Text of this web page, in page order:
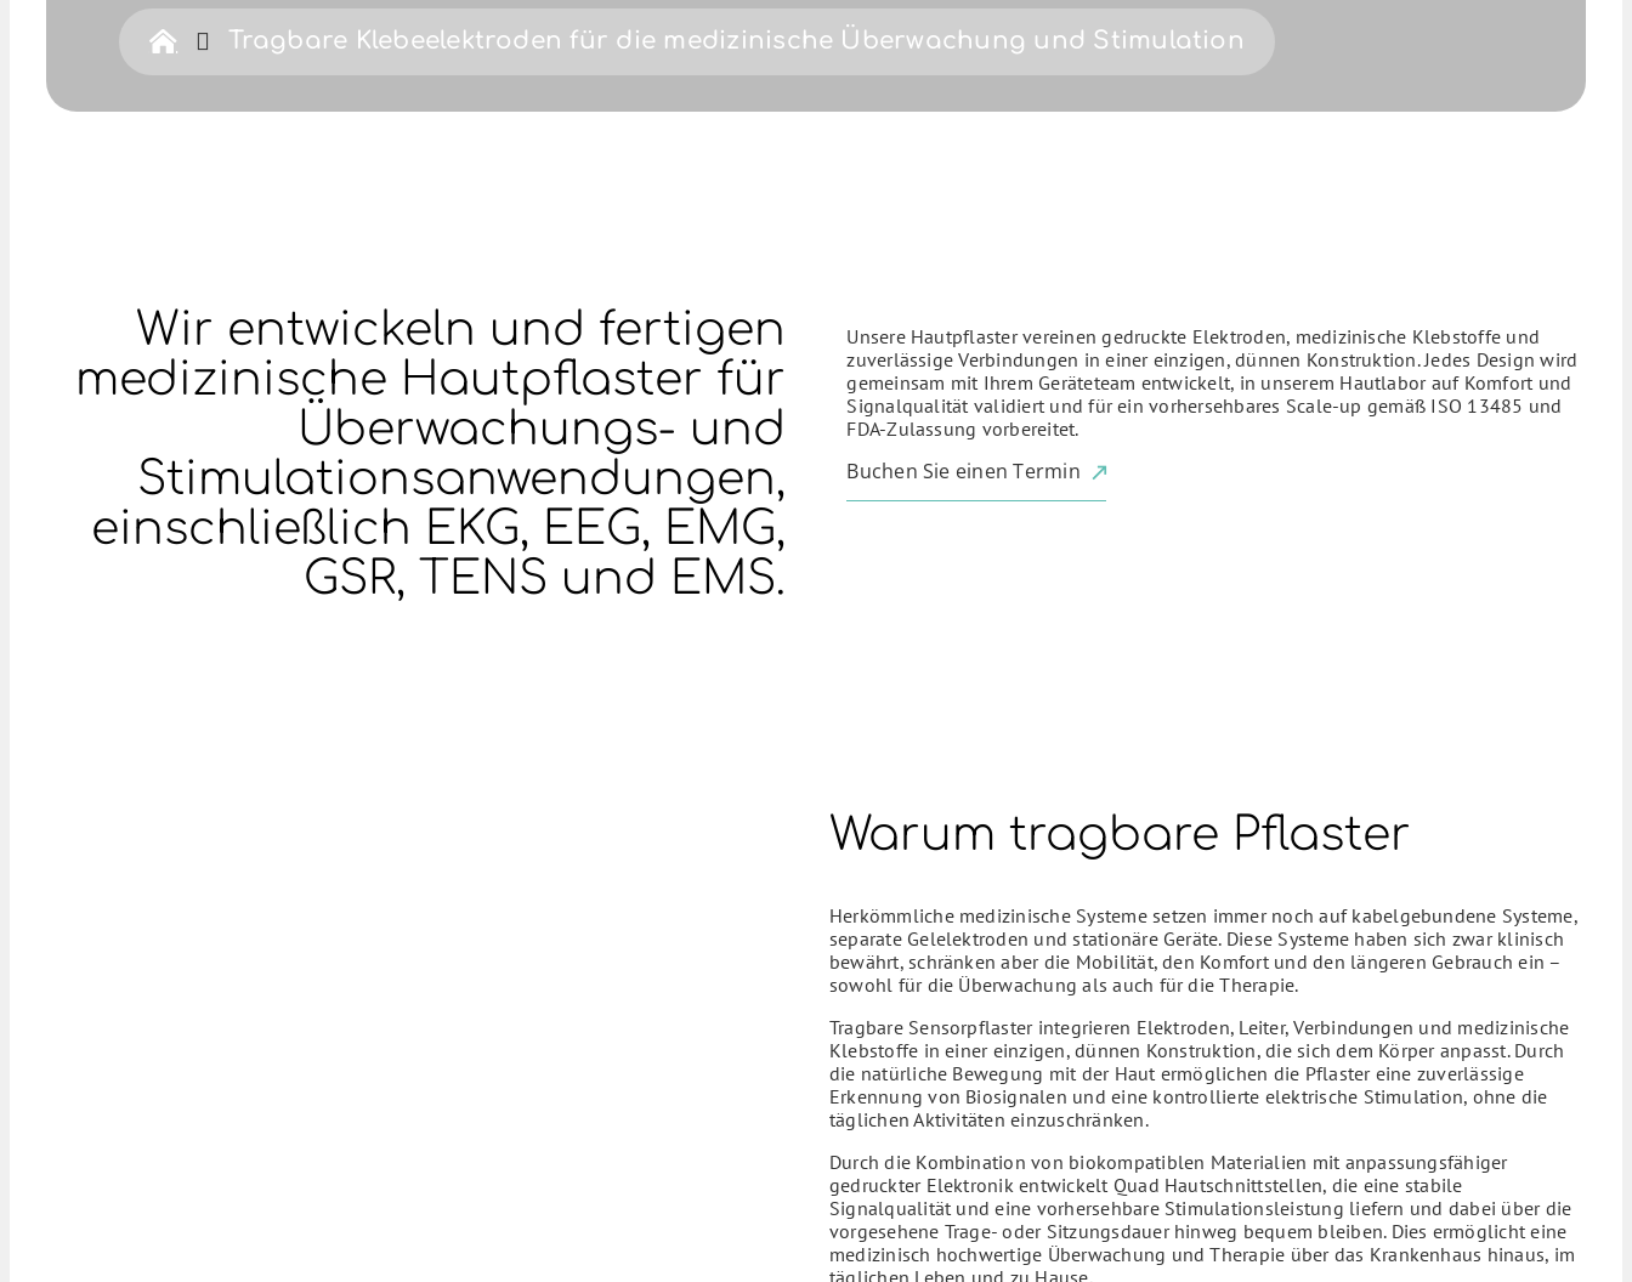
Tragbare Klebeelektroden für die medizinische Überwachung und Stimulation
Wir entwickeln und fertigen
medizinische Hautpflaster für
Überwachungs- und
Stimulationsanwendungen,
einschließlich EKG, EEG, EMG,
GSR, TENS und EMS.
Unsere Hautpflaster vereinen gedruckte Elektroden, medizinische Klebstoffe und
zuverlässige Verbindungen in einer einzigen, dünnen Konstruktion. Jedes Design wird
gemeinsam mit Ihrem Geräteteam entwickelt, in unserem Hautlabor auf Komfort und
Signalqualität validiert und für ein vorhersehbares Scale-up gemäß ISO 13485 und
FDA-Zulassung vorbereitet.
Buchen Sie einen Termin
Warum tragbare Pflaster
Herkömmliche medizinische Systeme setzen immer noch auf kabelgebundene Systeme,
separate Gelelektroden und stationäre Geräte. Diese Systeme haben sich zwar klinisch
bewährt, schränken aber die Mobilität, den Komfort und den längeren Gebrauch ein –
sowohl für die Überwachung als auch für die Therapie.
Tragbare Sensorpflaster integrieren Elektroden, Leiter, Verbindungen und medizinische
Klebstoffe in einer einzigen, dünnen Konstruktion, die sich dem Körper anpasst. Durch
die natürliche Bewegung mit der Haut ermöglichen die Pflaster eine zuverlässige
Erkennung von Biosignalen und eine kontrollierte elektrische Stimulation, ohne die
täglichen Aktivitäten einzuschränken.
Durch die Kombination von biokompatiblen Materialien mit anpassungsfähiger
gedruckter Elektronik entwickelt Quad Hautschnittstellen, die eine stabile
Signalqualität und eine vorhersehbare Stimulationsleistung liefern und dabei über die
vorgesehene Trage- oder Sitzungsdauer hinweg bequem bleiben. Dies ermöglicht eine
medizinisch hochwertige Überwachung und Therapie über das Krankenhaus hinaus, im
täglichen Leben und zu Hause.